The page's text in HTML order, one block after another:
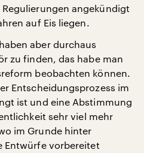
angekündigt
auf Eis liegen.
aber durchaus
zu finden, das habe man
beobachten können.
Entscheidungsprozess im
ist und eine Abstimmung
sehr viel mehr
im Grunde hinter
Entwürfe vorbereitet